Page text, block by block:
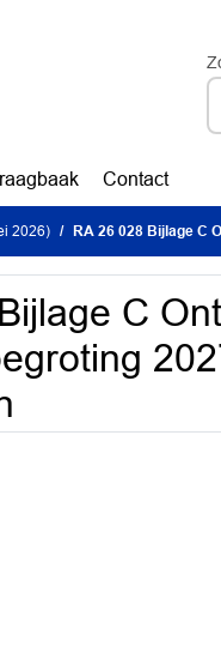
Contact
2026) RA 26 028 Bijlage C
C